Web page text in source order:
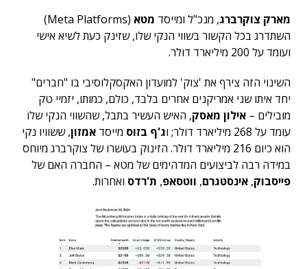
מארק צוקרברג, מנכ"ל ומייסד מטא
(Meta Platforms)
השתדרג בכל הקשור בשווי הנקי שלו, שזינק כעת לשיא אישי
ועומד על 200 מיליארד דולר.
השינוי הזה צירף את 'צוק' למועדון האקסקלוסיבי בו "חברים"
יחד איתו שני אמריקנים אחרים בלבד, כולם, כמותו, יזמיי טק
מובילים – אילון מאסק, האיש העשיר בתבל, שהשווי הנקי שלו
עומד על 268 מיליארד דולר; ו
ג'ף בזוס מייסד אמזון, ששוויו נקי
הוא כיום 216 מיליארד דולר. הזינוק בעושרו של צוקרברג מיוחס
במידה רבה לביצועים המדהימים של מטא – החברה האם של
פייסבוק, אינסטגרם, ווטסאפ, ת'רדס ואחרות.